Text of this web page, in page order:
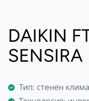
DAIKIN
SENSIRA
Тип: стенен